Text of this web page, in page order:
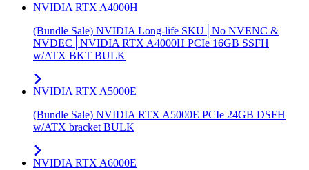
NVIDIA RTX A4000H
(Bundle Sale) NVIDIA Long-life SKU│No NVENC &
NVDEC│NVIDIA RTX A4000H PCIe 16GB SSFH
w/ATX BKT BULK
NVIDIA RTX A5000E
(Bundle Sale) NVIDIA RTX A5000E PCIe 24GB DSFH
w/ATX bracket BULK
NVIDIA RTX A6000E